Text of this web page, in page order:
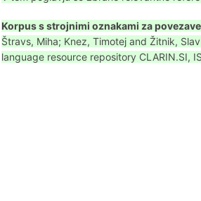
Korpus s strojnimi oznakami za
Štravs, Miha; Knez, Timotej and Žitnik,
language resource repository CLARIN.SI,